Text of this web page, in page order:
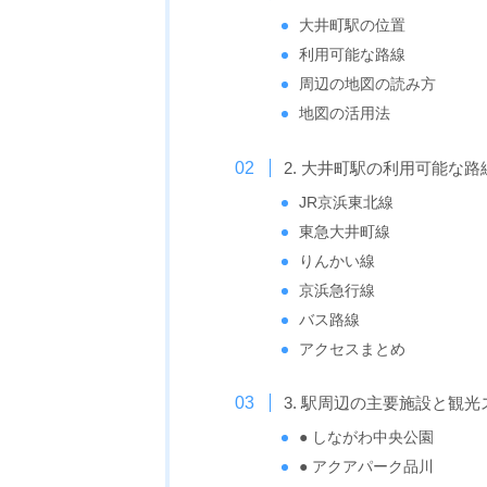
大井町駅の位置
利用可能な路線
周辺の地図の読み方
地図の活用法
2. 大井町駅の利用可能な
JR京浜東北線
東急大井町線
りんかい線
京浜急行線
バス路線
アクセスまとめ
3. 駅周辺の主要施設と観光
● しながわ中央公園
● アクアパーク品川